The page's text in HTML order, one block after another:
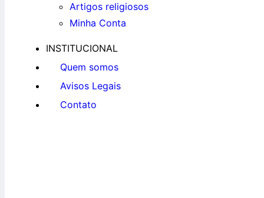
Artigos religiosos
Minha Conta
INSTITUCIONAL
Quem somos
Avisos Legais
Contato